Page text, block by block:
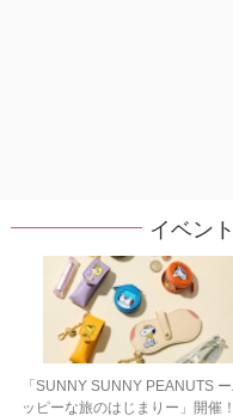
イベン
「SUNNY SUNNY PEANUTS
ッピーな旅のはじまりー」開催